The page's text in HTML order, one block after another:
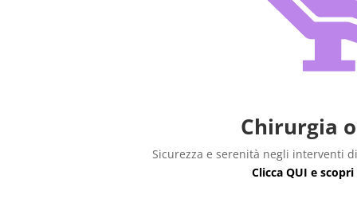
Chirurgia
Sicurezza e serenità negli interventi
Clicca QUI e